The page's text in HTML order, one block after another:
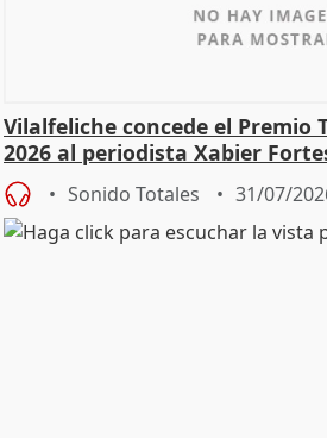
Vilalfeliche concede el Premio
2026 al periodista Xabier
Sonido Totales 31/07/